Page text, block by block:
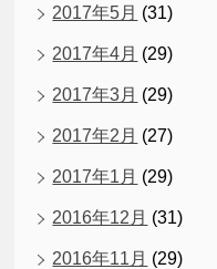
2017年5月 (31)
2017年4月 (29)
2017年3月 (29)
2017年2月 (27)
2017年1月 (29)
2016年12月 (31)
2016年11月 (29)